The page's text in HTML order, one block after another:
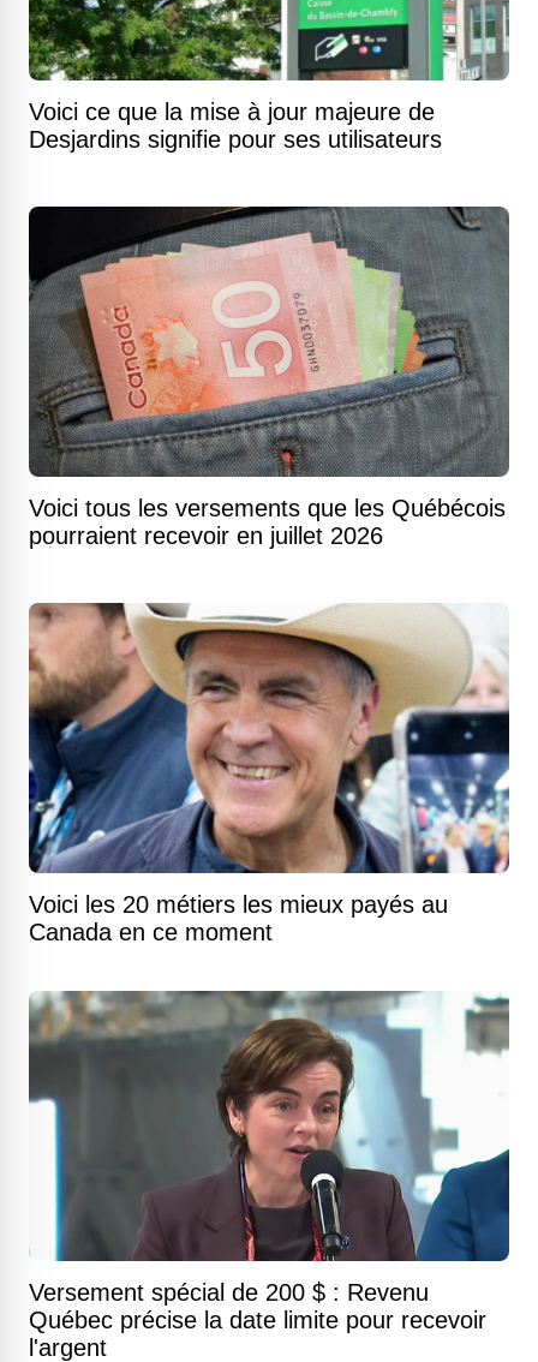
Voici ce que la mise à jour majeure de
Desjardins signifie pour ses utilisateurs
Voici tous les versements que les Québécois
pourraient recevoir en juillet 2026
Voici les 20 métiers les mieux payés au
Canada en ce moment
Versement spécial de 200 $ : Revenu
Québec précise la date limite pour recevoir
l'argent